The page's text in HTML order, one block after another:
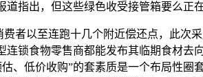
指出，但这些绿色收受接管箱要么正在
以至连跑十几个附近偿还点，此次
锁食物零售商都能发布其临期食材去
低价收购”的套素质是一个布局性圈